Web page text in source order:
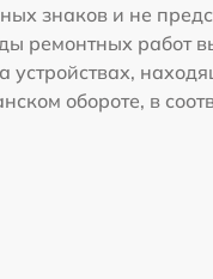
знаков и не
ремонтных работ
устройствах,
обороте, в